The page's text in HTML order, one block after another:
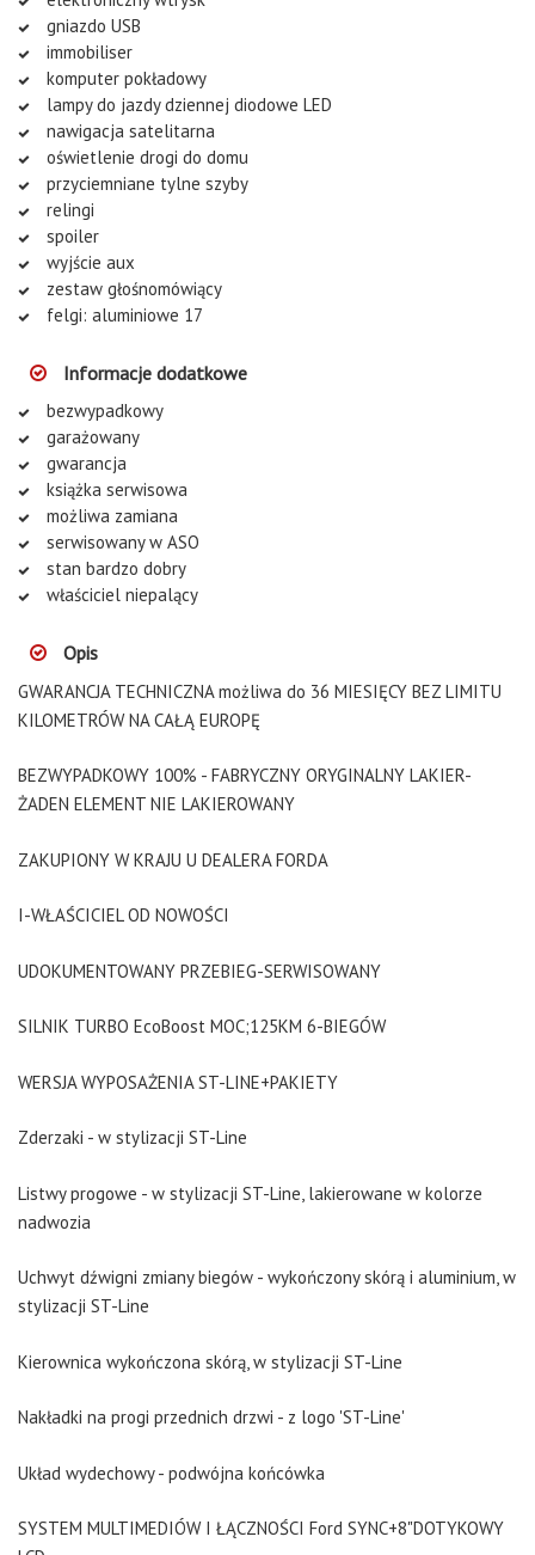
gniazdo USB
immobiliser
komputer pokładowy
lampy do jazdy dziennej diodowe LED
nawigacja satelitarna
oświetlenie drogi do domu
przyciemniane tylne szyby
relingi
spoiler
wyjście aux
zestaw głośnomówiący
felgi: aluminiowe 17
Informacje dodatkowe
bezwypadkowy
garażowany
gwarancja
książka serwisowa
możliwa zamiana
serwisowany w ASO
stan bardzo dobry
właściciel niepalący
Opis
GWARANCJA TECHNICZNA możliwa do 36 MIESIĘCY BEZ LIMITU
KILOMETRÓW NA CAŁĄ EUROPĘ
BEZWYPADKOWY 100% - FABRYCZNY ORYGINALNY LAKIER-
ŻADEN ELEMENT NIE LAKIEROWANY
ZAKUPIONY W KRAJU U DEALERA FORDA
I-WŁAŚCICIEL OD NOWOŚCI
UDOKUMENTOWANY PRZEBIEG-SERWISOWANY
SILNIK TURBO EcoBoost MOC;125KM 6-BIEGÓW
WERSJA WYPOSAŻENIA ST-LINE+PAKIETY
Zderzaki - w stylizacji ST-Line
Listwy progowe - w stylizacji ST-Line, lakierowane w kolorze
nadwozia
Uchwyt dźwigni zmiany biegów - wykończony skórą i aluminium, w
stylizacji ST-Line
Kierownica wykończona skórą, w stylizacji ST-Line
Nakładki na progi przednich drzwi - z logo 'ST-Line'
Układ wydechowy - podwójna końcówka
SYSTEM MULTIMEDIÓW I ŁĄCZNOŚCI Ford SYNC+8"DOTYKOWY